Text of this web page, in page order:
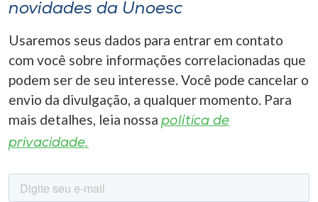
novidades da Unoesc
Usaremos seus dados para entrar em contato
com você sobre informações correlacionadas que
podem ser de seu interesse. Você pode cancelar o
envio da divulgação, a qualquer momento. Para
mais detalhes, leia nossa política de
privacidade.